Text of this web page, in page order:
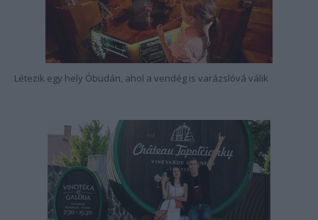
Létezik egy hely Óbudán, ahol a vendég is varázslóvá válik